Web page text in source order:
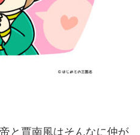
と賈南風はそんなに仲が